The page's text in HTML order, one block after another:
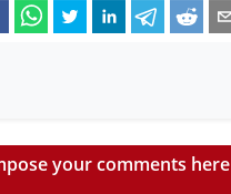
your comments here